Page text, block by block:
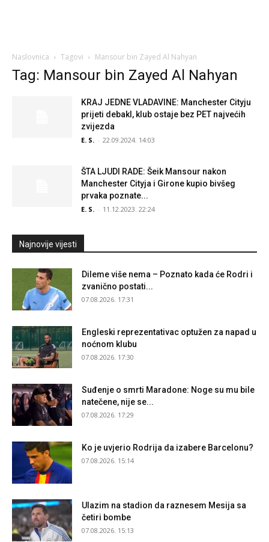
Naslovnica Tagovi Mansour bin Zayed Al Nahyan
Tag: Mansour bin Zayed Al Nahyan
KRAJ JEDNE VLADAVINE: Manchester Cityju
prijeti debakl, klub ostaje bez PET najvećih
zvijezda
E. S. - 22.09.2024. 14:03
ŠTA LJUDI RADE: Šeik Mansour nakon
Manchester Cityja i Girone kupio bivšeg
prvaka poznate...
E. S. - 11.12.2023. 22:24
Najnovije vijesti
Dileme više nema – Poznato kada će Rodri i
zvanično postati...
07.08.2026. 17:31
Engleski reprezentativac optužen za napad u
noćnom klubu
07.08.2026. 17:30
Suđenje o smrti Maradone: Noge su mu bile
natečene, nije se...
07.08.2026. 17:29
Ko je uvjerio Rodrija da izabere Barcelonu?
07.08.2026. 15:14
Ulazim na stadion da raznesem Mesija sa
četiri bombe
07.08.2026. 15:13